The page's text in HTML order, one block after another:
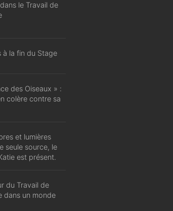
le Travail de
à la fin du Stage
des Oiseaux » :
colère contre sa
et lumières
seule source, le
est présent.
du Travail de
dans un monde